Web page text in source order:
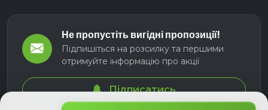
Не пропустіть вигідні пропозиції!
Підпишіться на розсилку та першими
отримуйте інформацію про акції
Підписатись